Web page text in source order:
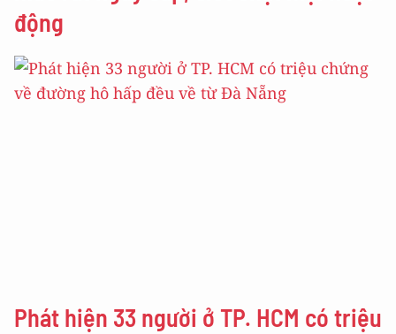
động
Phát hiện 33 người ở TP. HCM có triệu